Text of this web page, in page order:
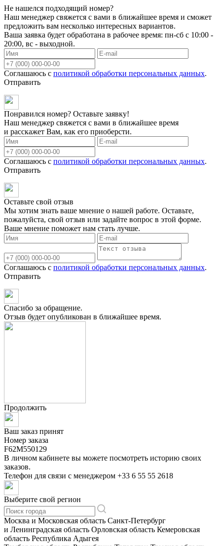
Не нашелся подходящий номер?
Наш менеджер свяжется с вами в ближайшее время и сможет
предложить вам несколько интересных вариантов.
Ваша заявка будет обработана в рабочее время: пн-сб с 10:00 -
20:00, вс - выходной.
Соглашаюсь с политикой обработки персональных данных.
Отправить
Понравился номер? Оставьте заявку!
Наш менеджер свяжется с вами в ближайшее время
и расскажет Вам, как его приоберсти.
Соглашаюсь с политикой обработки персональных данных.
Отправить
Оставьте свой отзыв
Мы хотим знать ваше мнение о нашей работе. Оставьте,
пожалуйста, свой отзыв или задайте вопрос в этой форме.
Ваше мнение поможет нам стать лучше.
Соглашаюсь с политикой обработки персональных данных.
Отправить
Спасибо за обращение.
Отзыв будет опубликован в ближайшее время.
Продолжить
Ваш заказ принят
Номер заказа
F62M550129
В личном кабинете вы можете посмотреть историю своих
заказов.
Телефон для связи с менеджером +33 6 55 55 2618
Выберите свой регион
Москва и Московская область Санкт-Петербург
и Ленинградская область Орловская область Кемеровская
область Республика Адыгея